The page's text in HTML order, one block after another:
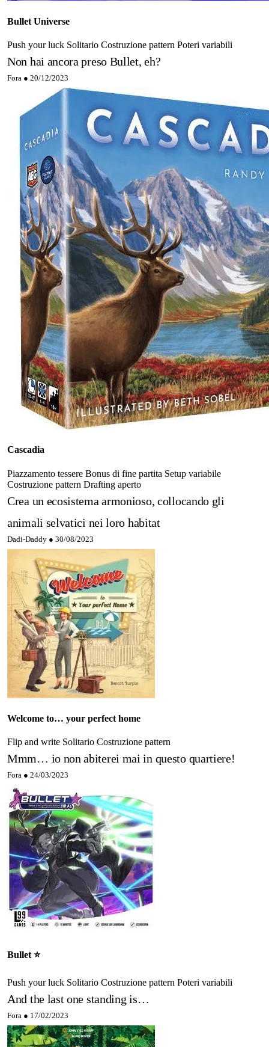
Bullet Universe
Push your luck Solitario Costruzione pattern Poteri variabili
Non hai ancora preso Bullet, eh?
Fora ● 20/12/2023
Cascadia
Piazzamento tessere Bonus di fine partita Setup variabile
Costruzione pattern Drafting aperto
Crea un ecosistema armonioso, collocando gli
animali selvatici nei loro habitat
Dadi-Daddy ● 30/08/2023
Welcome to… your perfect home
Flip and write Solitario Costruzione pattern
Mmm… io non abiterei mai in questo quartiere!
Fora ● 24/03/2023
Bullet ⭐️
Push your luck Solitario Costruzione pattern Poteri variabili
And the last one standing is…
Fora ● 17/02/2023